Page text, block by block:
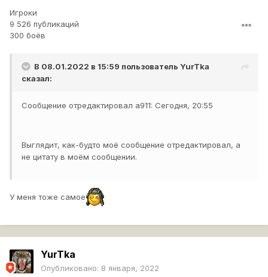
Игроки
9 526 публикаций
300 боёв
В 08.01.2022 в 15:59 пользователь YurTka
сказал:
Сообщение отредактировал a911: Сегодня, 20:55
Выглядит, как-будто моё сообщение отредактировал, а
не цитату в моём сообщении.
У меня тоже самое
YurTka
Опубликовано: 8 января, 2022